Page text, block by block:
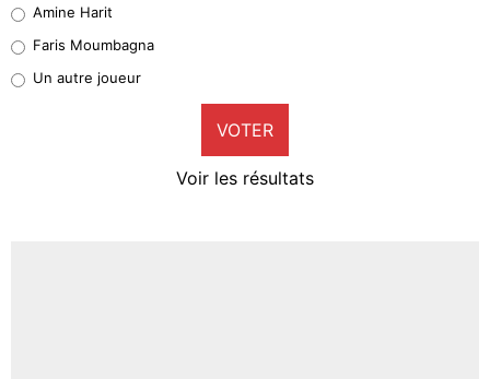
1%
9%
Amine Harit
Faris Moumbagna
Un autre joueur
VOTER
Voir les résultats